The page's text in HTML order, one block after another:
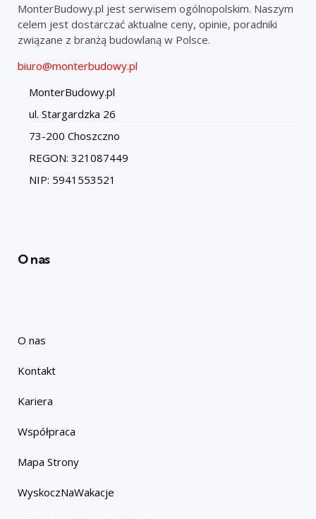
MonterBudowy.pl jest serwisem ogólnopolskim. Naszym
celem jest dostarczać aktualne ceny, opinie, poradniki
związane z branżą budowlaną w Polsce.
biuro@monterbudowy.pl
MonterBudowy.pl
ul. Stargardzka 26
73-200 Choszczno
REGON: 321087449
NIP: 5941553521
O nas
O nas
Kontakt
Kariera
Współpraca
Mapa Strony
WyskoczNaWakacje